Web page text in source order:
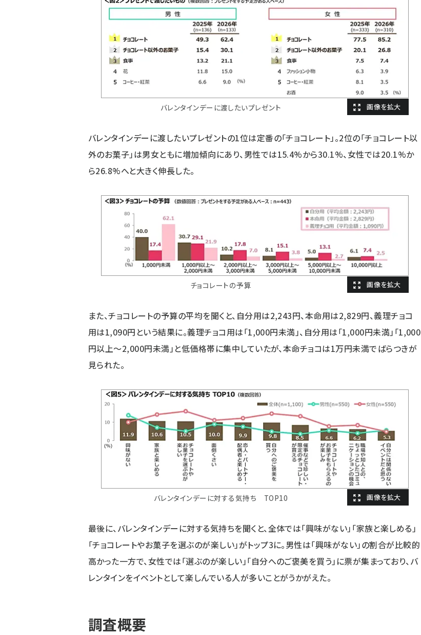
バレンタインデーに渡したいプレゼント
バレンタインデーに渡したいプレゼントの1位は定番の「チョコレート」。2位の「チョコレート以
外のお菓子」は男女ともに増加傾向にあり、男性では15.4%から30.1%、女性では20.1%か
ら26.8%へと大きく伸長した。
チョコレートの予算
また、チョコレートの予算の平均を聞くと、自分用は2,243円、本命用は2,829円、義理チョコ
用は1,090円という結果に。義理チョコ用は「1,000円未満」、自分用は「1,000円未満」「1,000
円以上～2,000円未満」と低価格帯に集中していたが、本命チョコは1万円未満でばらつきが
見られた。
バレンタインデーに対する気持ち TOP10
最後に、バレンタインデーに対する気持ちを聞くと、全体では「興味がない」「家族と楽しめる」
「チョコレートやお菓子を選ぶのが楽しい」がトップ3に。男性は「興味がない」の割合が比較的
高かった一方で、女性では「選ぶのが楽しい」「自分へのご褒美を買う」に票が集まっており、バ
レンタインをイベントとして楽しんでいる人が多いことがうかがえた。
調査概要